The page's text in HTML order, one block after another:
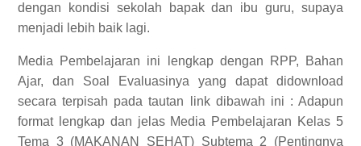
dengan kondisi sekolah bapak dan ibu guru, supaya
menjadi lebih baik lagi.
Media Pembelajaran ini lengkap dengan RPP, Bahan
Ajar, dan Soal Evaluasinya yang dapat didownload
secara terpisah pada tautan link dibawah ini : Adapun
format lengkap dan jelas Media Pembelajaran Kelas 5
Tema 3 (MAKANAN SEHAT) Subtema 2 (Pentingnya